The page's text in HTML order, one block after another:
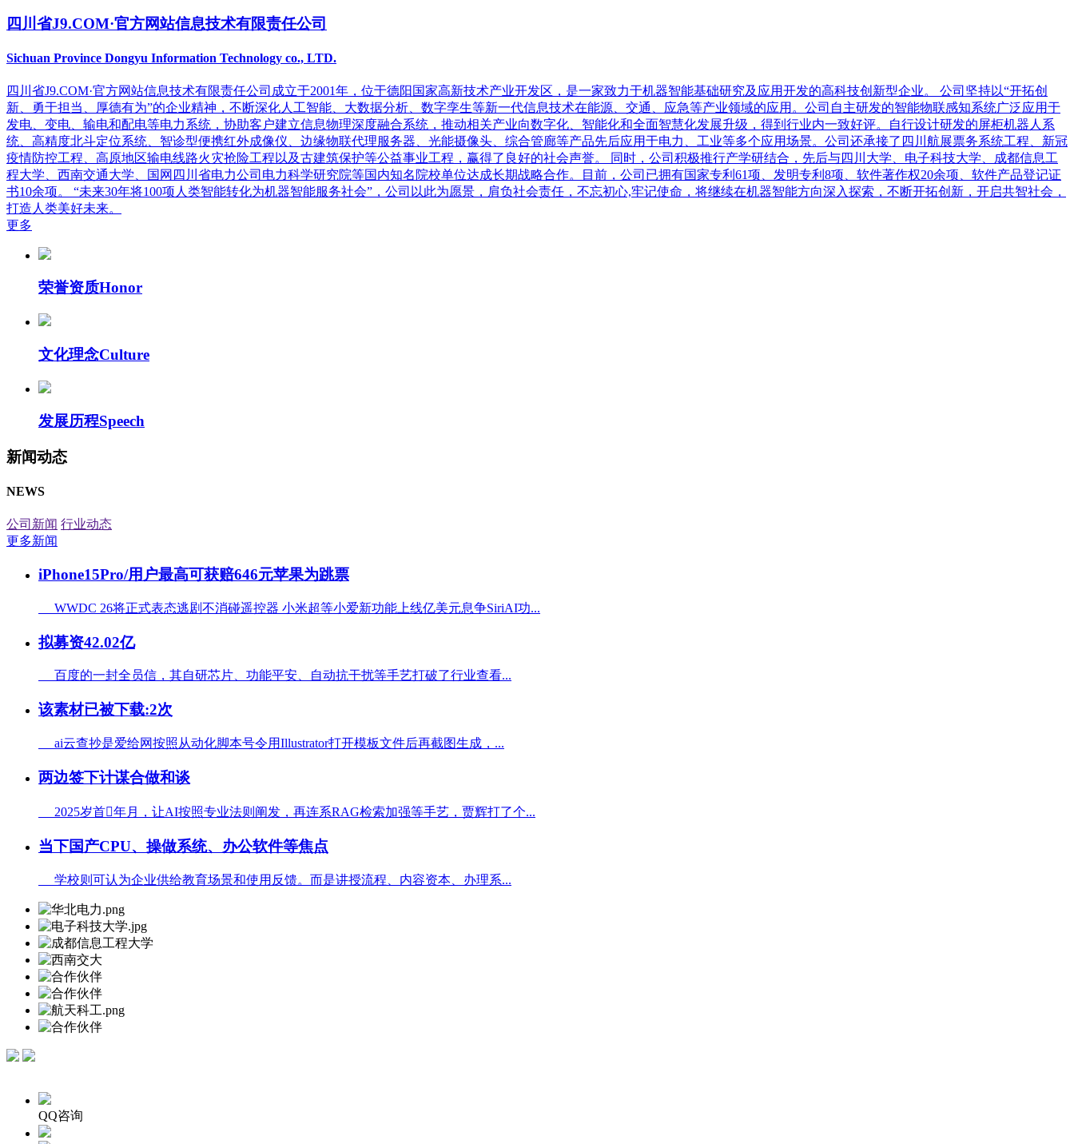
四川省J9.COM·官方网站信息技术有限责任公司
Sichuan Province Dongyu Information Technology co., LTD.
四川省J9.COM·官方网站信息技术有限责任公司成立于2001年，位于德阳国家高新技术产业开发区，是一家致力于机器智能基础研究及应用开发的高科技创新型企业。 公司坚持以“开拓创
新、勇于担当、厚德有为”的企业精神，不断深化人工智能、大数据分析、数字孪生等新一代信息技术在能源、交通、应急等产业领域的应用。公司自主研发的智能物联感知系统广泛应用于
发电、变电、输电和配电等电力系统，协助客户建立信息物理深度融合系统，推动相关产业向数字化、智能化和全面智慧化发展升级，得到行业内一致好评。自行设计研发的屏柜机器人系
统、高精度北斗定位系统、智诊型便携红外成像仪、边缘物联代理服务器、光能摄像头、综合管廊等产品先后应用于电力、工业等多个应用场景。公司还承接了四川航展票务系统工程、新冠
疫情防控工程、高原地区输电线路火灾抢险工程以及古建筑保护等公益事业工程，赢得了良好的社会声誉。 同时，公司积极推行产学研结合，先后与四川大学、电子科技大学、成都信息工
程大学、西南交通大学、国网四川省电力公司电力科学研究院等国内知名院校单位达成长期战略合作。目前，公司已拥有国家专利61项、发明专利8项、软件著作权20余项、软件产品登记证
书10余项。 “未来30年将100项人类智能转化为机器智能服务社会”，公司以此为愿景，肩负社会责任，不忘初心,牢记使命，将继续在机器智能方向深入探索，不断开拓创新，开启共智社会，
打造人类美好未来。
更多
荣誉资质Honor
文化理念Culture
发展历程Speech
新闻动态
NEWS
公司新闻 行业动态
更多新闻
iPhone15Pro/用户最高可获赔646元苹果为跳票
WWDC 26将正式表态逃剧不消碰遥控器 小米超等小爱新功能上线亿美元息争SiriAI功...
拟募资42.02亿
百度的一封全员信，其自研芯片、功能平安、自动抗干扰等手艺打破了行业查看...
该素材已被下载:2次
ai云查抄是爱给网按照从动化脚本号令用Illustrator打开模板文件后再截图生成，...
两边签下计谋合做和谈
2025岁首年月，让AI按照专业法则阐发，再连系RAG检索加强等手艺，贾辉打了个...
当下国产CPU、操做系统、办公软件等焦点
学校则可认为企业供给教育场景和使用反馈。而是讲授流程、内容资本、办理系...
QQ咨询